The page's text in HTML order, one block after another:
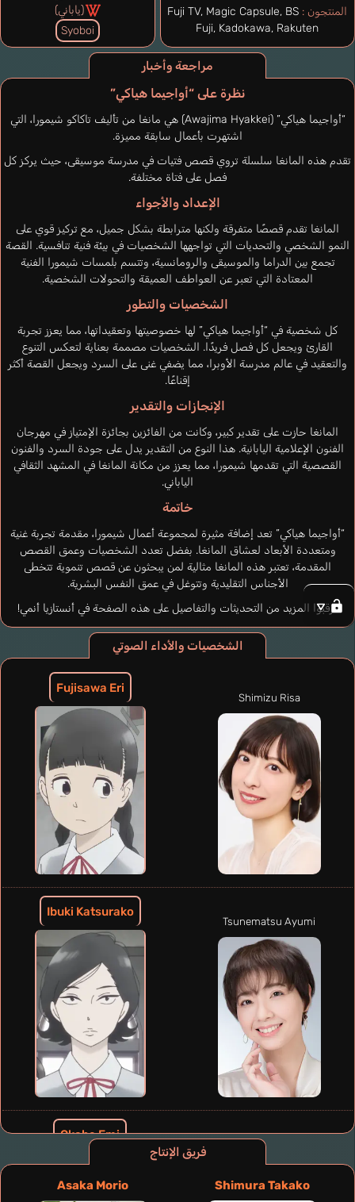
مراجعة وأخبار
نظرة على “أواجيما هياكي”
“أواجيما هياكي” (Awajima Hyakkei) هي مانغا من تأليف تاكاكو شيمورا، التي
اشتهرت بأعمال سابقة مميزة.
تقدم هذه المانغا سلسلة تروي قصص فتيات في مدرسة موسيقى، حيث يركز كل
فصل على فتاة مختلفة.
الإعداد والأجواء
المانغا تقدم قصصًا متفرقة ولكنها مترابطة بشكل جميل، مع تركيز قوي على
النمو الشخصي والتحديات التي تواجهها الشخصيات في بيئة فنية تنافسية. القصة
تجمع بين الدراما والموسيقى والرومانسية، وتتسم بلمسات شيمورا الفنية
المعتادة التي تعبر عن العواطف العميقة والتحولات الشخصية.
الشخصيات والتطور
كل شخصية في “أواجيما هياكي” لها خصوصيتها وتعقيداتها، مما يعزز تجربة
القارئ ويجعل كل فصل فريدًا. الشخصيات مصممة بعناية لتعكس التنوع
والتعقيد في عالم مدرسة الأوبرا، مما يضفي غنى على السرد ويجعل القصة أكثر
إقناعًا.
الإنجازات والتقدير
المانغا حازت على تقدير كبير، وكانت من الفائزين بجائزة الإمتياز في مهرجان
الفنون الإعلامية اليابانية. هذا النوع من التقدير يدل على جودة السرد والفنون
القصصية التي تقدمها شيمورا، مما يعزز من مكانة المانغا في المشهد الثقافي
الياباني.
خاتمة
“أواجيما هياكي” تعد إضافة مثيرة لمجموعة أعمال شيمورا، مقدمة تجربة غنية
ومتعددة الأبعاد لعشاق المانغا. بفضل تعدد الشخصيات وعمق القصص
المقدمة، تعتبر هذه المانغا مثالية لمن يبحثون عن قصص تنموية تتخطى
الأجناس التقليدية وتتوغل في عمق النفس البشرية.
ترقبوا المزيد من التحديثات والتفاصيل على هذه الصفحة في أنستازيا أنمي!
المنتجون : Fuji TV, Magic Capsule, BS
Fuji, Kadokawa, Rakuten
فريق الإنتاج
Shimura Takako
Asaka Morio
الشخصيات والأداء الصوتي
Fujisawa Eri
Shimizu Risa
Ibuki Katsurako
Tsunematsu Ayumi
Okabe Emi
Fujiwara Natsumi
(ياباني)
Syoboi